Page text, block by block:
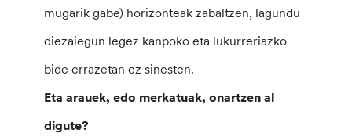
mugarik gabe) horizonteak zabaltzen, lagundu
diezaiegun legez kanpoko eta lukurreriazko
bide errazetan ez sinesten.
Eta arauek, edo merkatuak, onartzen al
digute?